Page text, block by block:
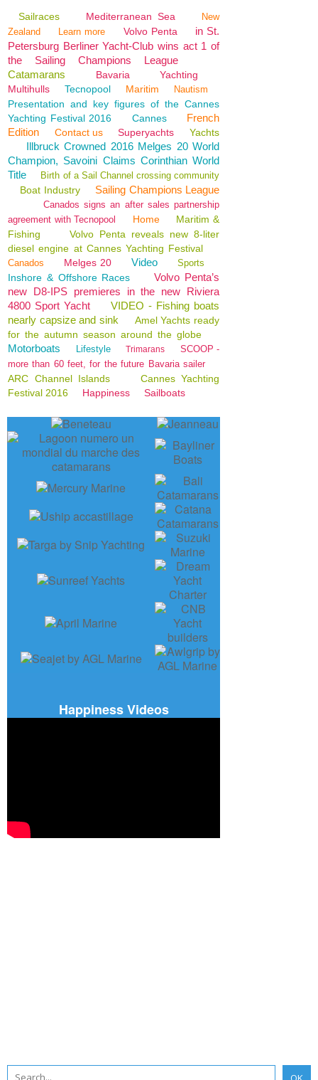
Sailraces Mediterranean Sea
New
Zealand
Learn more Volvo Penta
in St.
Petersburg Berliner Yacht-Club wins act 1 of
the Sailing Champions League
Catamarans
Bavaria
Yachting
Multihulls
Tecnopool Maritim Nautism
Presentation and key figures of the Cannes
Yachting Festival 2016
Cannes
French
Edition
Contact us Superyachts Yachts
Illbruck Crowned 2016 Melges 20 World
Champion, Savoini Claims Corinthian World
Title
Birth of a Sail Channel crossing community
Boat Industry Sailing Champions League
Canados signs an after sales partnership
agreement with Tecnopool
Home
Maritim &
Fishing
Volvo Penta reveals new 8-liter
diesel engine at Cannes Yachting Festival
Canados Melges 20 Video Sports
Inshore & Offshore Races
Volvo Penta’s
new D8-IPS premieres in the new Riviera
4800 Sport Yacht
VIDEO - Fishing boats
nearly capsize and sink
Amel Yachts ready
for the autumn season around the globe
Motorboats Lifestyle Trimarans
SCOOP -
more than 60 feet, for the future Bavaria sailer
ARC Channel Islands
Cannes Yachting
Festival 2016
Happiness Sailboats
Happiness Videos